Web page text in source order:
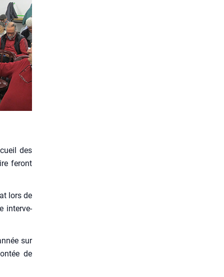
des
feront
lors de
inter­ve­
sur
de